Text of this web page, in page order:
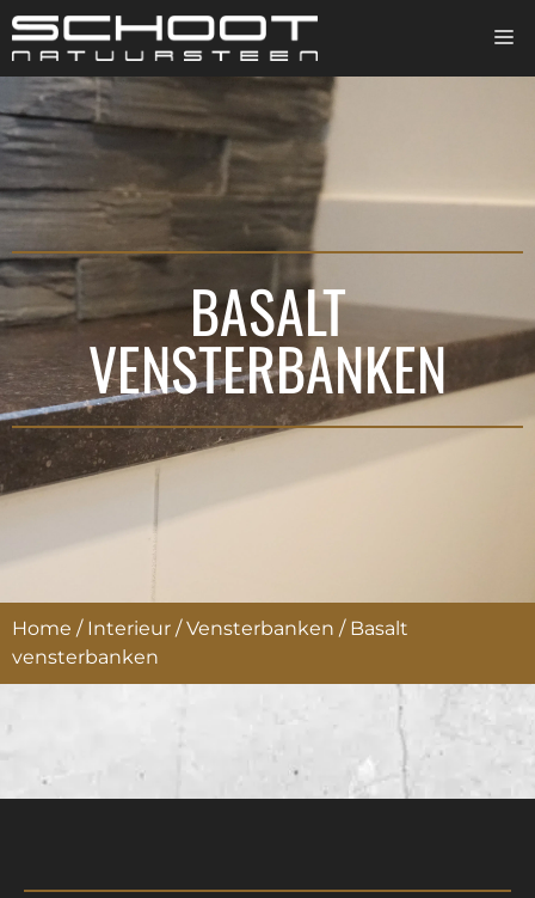
BASALT
VENSTERBANKEN
Home / Interieur /Vensterbanken / Basalt
vensterbanken